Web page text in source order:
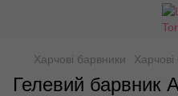
Харчові барвники
Гелевий барвник